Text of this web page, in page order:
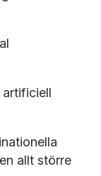
allt större